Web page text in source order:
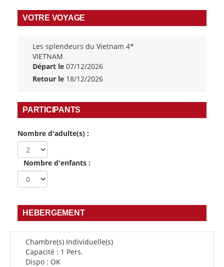
VOTRE VOYAGE
Les splendeurs du Vietnam 4*
VIETNAM
Départ le 07/12/2026
Retour le 18/12/2026
PARTICIPANTS
Nombre d'adulte(s) :
Nombre d'enfants :
HEBERGEMENT
Chambre(s) Individuelle(s)
Capacité : 1 Pers.
Dispo : OK